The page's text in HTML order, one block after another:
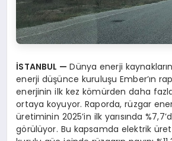
İSTANBUL —Dünya enerji
enerji düşünce kuruluşu Ember’ın
enerjinin ilk kez kömürden daha
ortaya koyuyor. Raporda, rüzgar
üretiminin 2025’in ilk yarısında
görülüyor. Bu kapsamda elektrik